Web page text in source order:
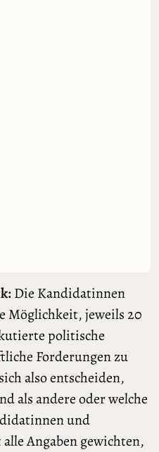
Die Kandidatinnen
Möglichkeit, jeweils 20
politische
Forderungen zu
also entscheiden,
als andere oder welche
und
Angaben gewichten,